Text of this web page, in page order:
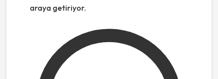
araya getiriyor.